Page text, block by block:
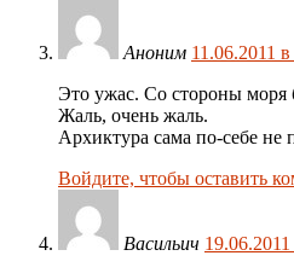
Аноним 11.06.2011
Это ужас. Со стороны моря
Жаль, очень жаль.
Архиктура сама по-себе не
Войдите, чтобы оставить
Васильич